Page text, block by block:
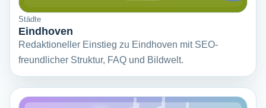
Städte
Eindhoven
Redaktioneller Einstieg zu Eindhoven mit SEO-
freundlicher Struktur, FAQ und Bildwelt.